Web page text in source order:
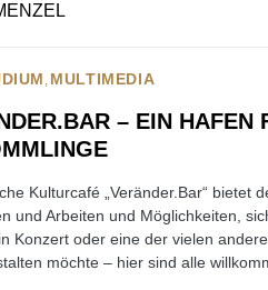
MULTIMEDIA
– EIN HAFEN
Kulturcafé „Veränder.Bar“ bietet
und Arbeiten und Möglichkeiten,
Konzert oder eine der vielen
möchte – hier sind alle